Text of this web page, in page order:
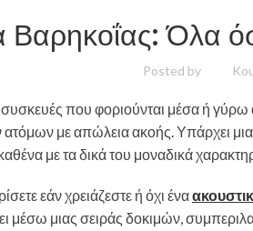
Βαρηκοΐας: Όλα
Posted by
συσκευές που φοριούνται μέσα ή γύρω
με απώλεια ακοής. Υπάρχει
με τα δικά του μοναδικά
εάν χρειάζεστε ή όχι ένα
μέσω μιας σειράς δοκιμών,